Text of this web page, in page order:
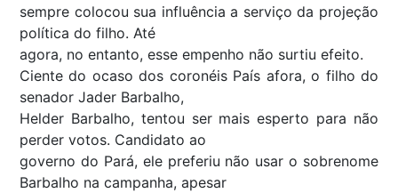
sempre colocou sua influência a serviço da projeção
política do filho. Até
agora, no entanto, esse empenho não surtiu efeito.
Ciente do ocaso dos coronéis País afora, o filho do
senador Jader Barbalho,
Helder Barbalho, tentou ser mais esperto para não
perder votos. Candidato ao
governo do Pará, ele preferiu não usar o sobrenome
Barbalho na campanha, apesar